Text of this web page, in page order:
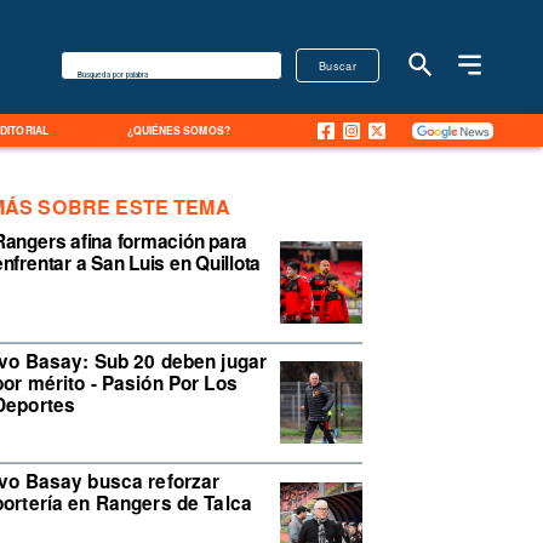
¿QUIÉNES SOMOS?
Buscar
Búsqueda por palabra
afina formación para
a San Luis en Quillota
Basay: Sub 20 deben jugar
mérito - Pasión Por Los
Basay busca reforzar
en Rangers de Talca
SOBRE ESTE TEMA